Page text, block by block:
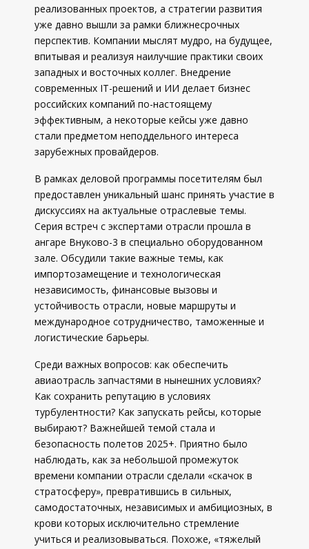
реализованных проектов, а стратегии развития
уже давно вышли за рамки ближнесрочных
перспектив. Компании мыслят мудро, на будущее,
впитывая и реализуя наилучшие практики своих
западных и восточных коллег. Внедрение
современных IT-решений и ИИ делает бизнес
российских компаний по-настоящему
эффективным, а некоторые кейсы уже давно
стали предметом неподдельного интереса
зарубежных провайдеров.
В рамках деловой программы посетителям был
предоставлен уникальный шанс принять участие в
дискуссиях на актуальные отраслевые темы.
Серия встреч с экспертами отрасли прошла в
ангаре Внуково-3 в специально оборудованном
зале. Обсудили такие важные темы, как
импортозамещение и технологическая
независимость, финансовые вызовы и
устойчивость отрасли, новые маршруты и
международное сотрудничество, таможенные и
логистические барьеры.
Среди важных вопросов: как обеспечить
авиаотрасль запчастями в нынешних условиях?
Как сохранить репутацию в условиях
турбулентности? Как запускать рейсы, которые
выбирают? Важнейшей темой стала и
безопасность полетов 2025+. Приятно было
наблюдать, как за небольшой промежуток
времени компании отрасли сделали «скачок в
стратосферу», превратившись в сильных,
самодостаточных, независимых и амбициозных, в
крови которых исключительно стремление
учиться и реализовываться. Похоже, «тяжелый